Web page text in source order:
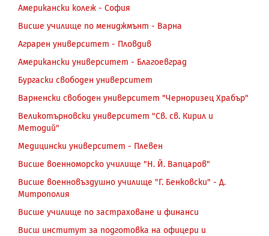
Американски колеж - София
Висше училище по мениджмънт - Варна
Аграрен университет - Пловдив
Американски университет - Благоевград
Бургаски свободен университет
Варненски свободен университет "Черноризец Храбър"
Великотърновски университет "Св. св. Кирил и
Методий"
Медицински университет - Плевен
Висше военноморско училище "Н. Й. Вапцаров"
Висше военновъздушно училище "Г. Бенковски" - Д.
Митрополия
Висше училище по застраховане и финанси
Висш институт за подготовка на офицери и